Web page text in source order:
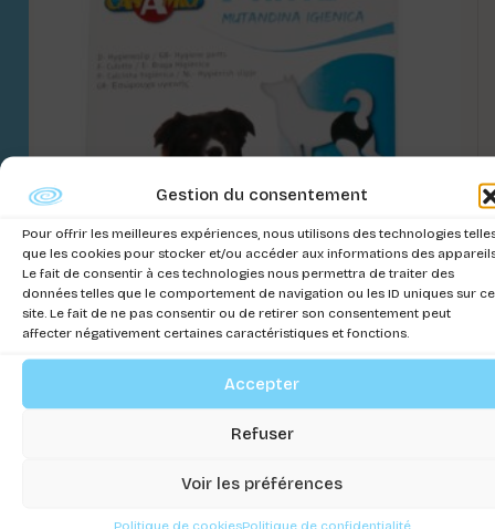
Gestion du consentement
Pour offrir les meilleures expériences, nous utilisons des technologies
que les cookies pour stocker et/ou accéder aux informations des
Le fait de consentir à ces technologies nous permettra de traiter des
données telles que le comportement de navigation ou les ID uniques sur ce
site. Le fait de ne pas consentir ou de retirer son consentement peut
affecter négativement certaines caractéristiques et fonctions.
Accepter
Refuser
Voir les préférences
Politique de cookiesPolitique de confidentialité
CULOTTE POUR CHALEURS DOGGY PANTS .
Connectez-vous pour voir les prix